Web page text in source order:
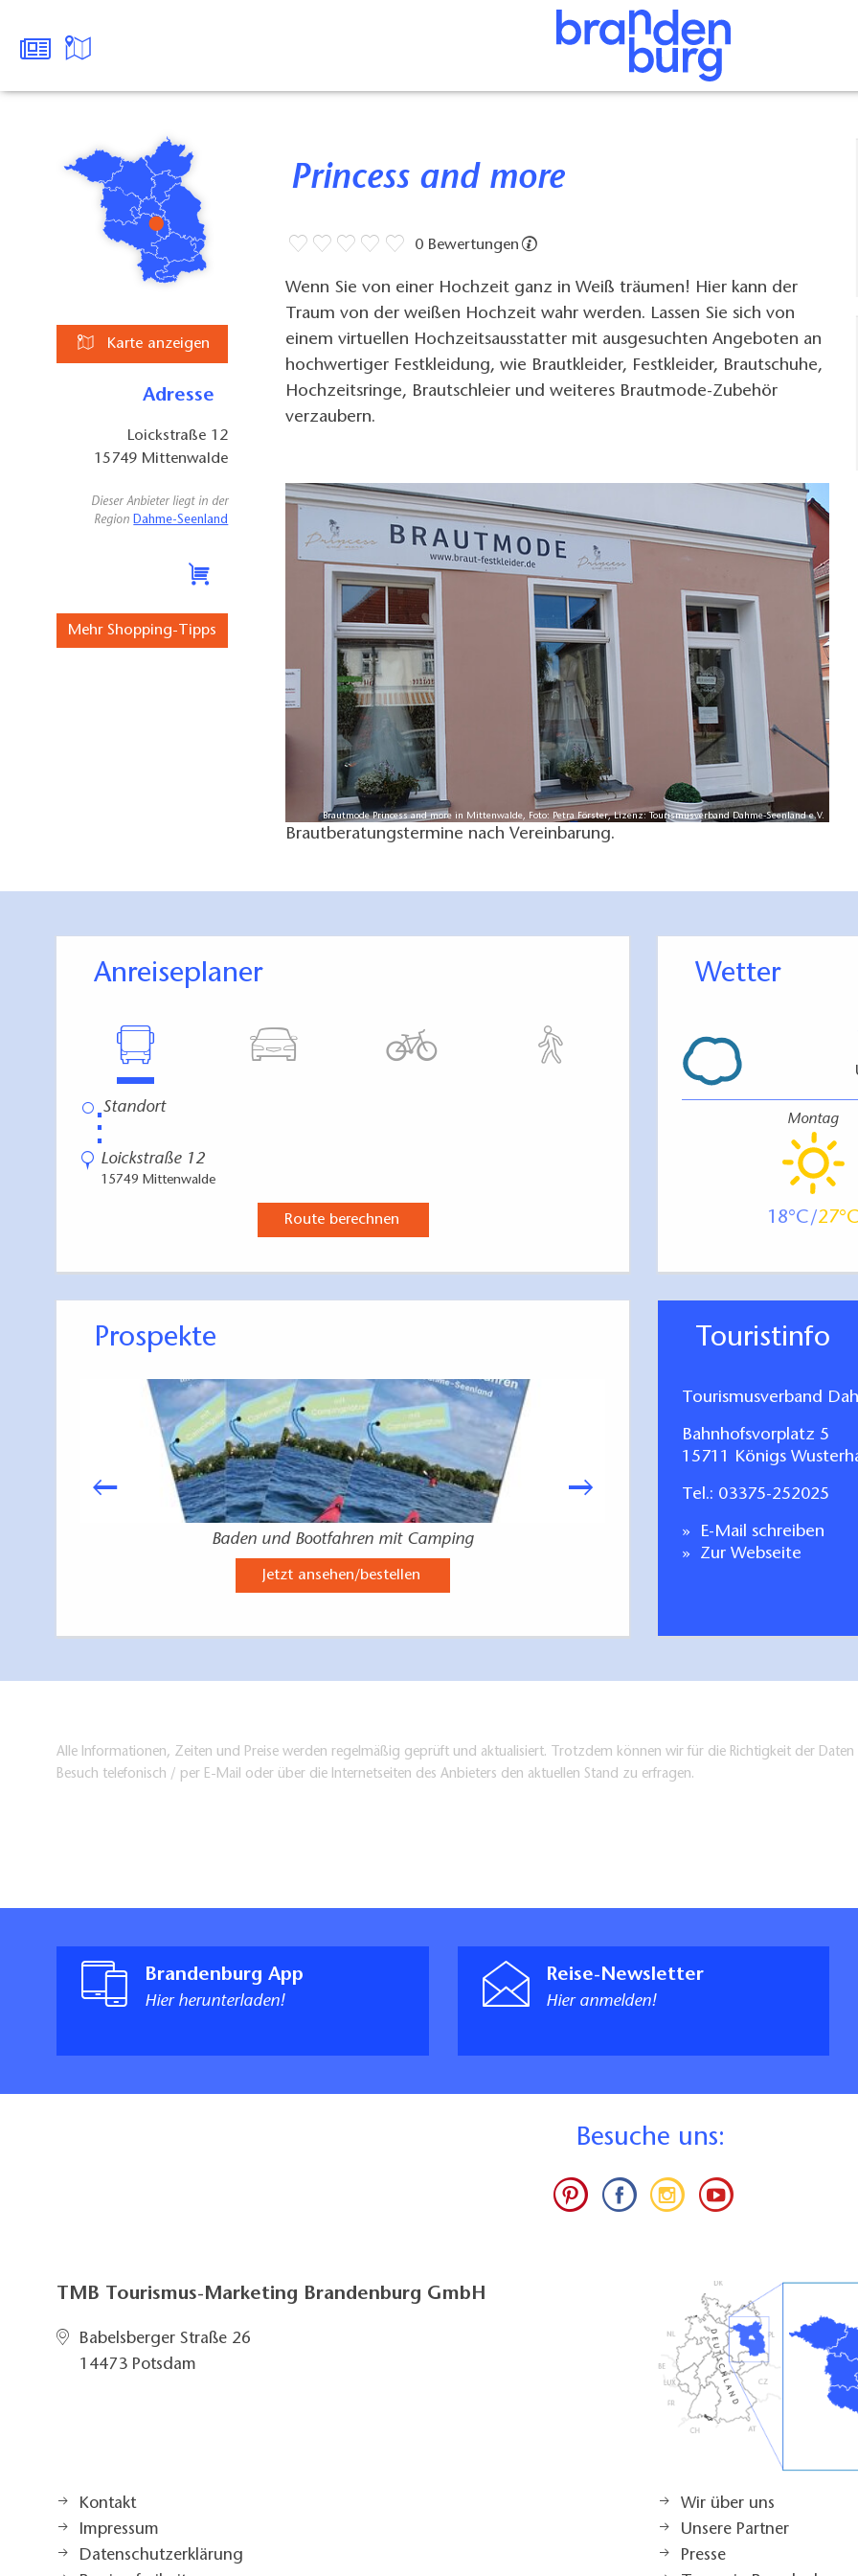
Karte anzeigen
Adresse
Loickstraße 12
15749 Mittenwalde
Dieser Anbieter liegt in der
Region Dahme-Seenland
Mehr Shopping-Tipps
Princess and more
0 Bewertungen
Wenn Sie von einer Hochzeit ganz in Weiß träumen! Hier kann der
Traum von der weißen Hochzeit wahr werden. Lassen Sie sich von
einem virtuellen Hochzeitsausstatter mit ausgesuchten Angeboten an
hochwertiger Festkleidung, wie Brautkleider, Festkleider, Brautschuhe,
Hochzeitsringe, Brautschleier und weiteres Brautmode-Zubehör
verzaubern.
Brautmode Princess and more in Mittenwalde, Foto: Petra Förster, Lizenz: Tourismusverband Dahme-Seenland e.V.
Brautberatungstermine nach Vereinbarung.
Anreiseplaner
⋮
Loickstraße 12
15749 Mittenwalde
Route berechnen
Wetter
Montag
18 27
Prospekte
Baden und Bootfahren mit Camping
Jetzt ansehen/bestellen
Angeln im
Touristinfo
Tourismusverband
Bahnhofsvorplatz 5
15711 Königs
Tel.: 03375-252025
E-Mail schreiben
Zur Webseite
Alle Informationen, Zeiten und Preise werden regelmäßig geprüft und aktualisiert. Trotzdem können wir für die Richtigkeit der
Besuch telefonisch / per E-Mail oder über die Internetseiten des Anbieters den aktuellen Stand zu erfragen.
Brandenburg App
Hier herunterladen!
Reise-Newsletter
Hier anmelden!
Besuche uns:
TMB Tourismus-Marketing Brandenburg GmbH
Babelsberger Straße 26
14473 Potsdam
Kontakt
Impressum
Datenschutzerklärung
Wir über uns
Unsere Partner
Presse